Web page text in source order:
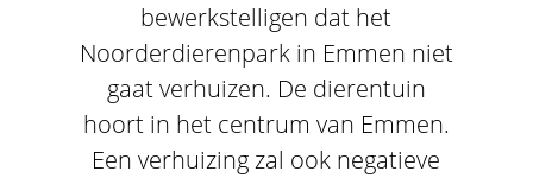
bewerkstelligen dat het
Noorderdierenpark in Emmen niet
gaat verhuizen. De dierentuin
hoort in het centrum van Emmen.
Een verhuizing zal ook negatieve